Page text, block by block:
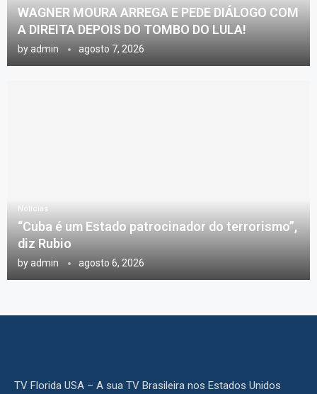
WAGNER MOURA ARREGA E PEDE DIÁLOGO COM
A DIREITA DEPOIS DO TOMBO DO LULA!
by admin agosto 7, 2026
Notícias
“Cuba é um Estado patrocinador do terrorismo”,
diz Rubio
by admin agosto 6, 2026
TV Florida USA – A sua TV Brasileira nos Estados Unidos